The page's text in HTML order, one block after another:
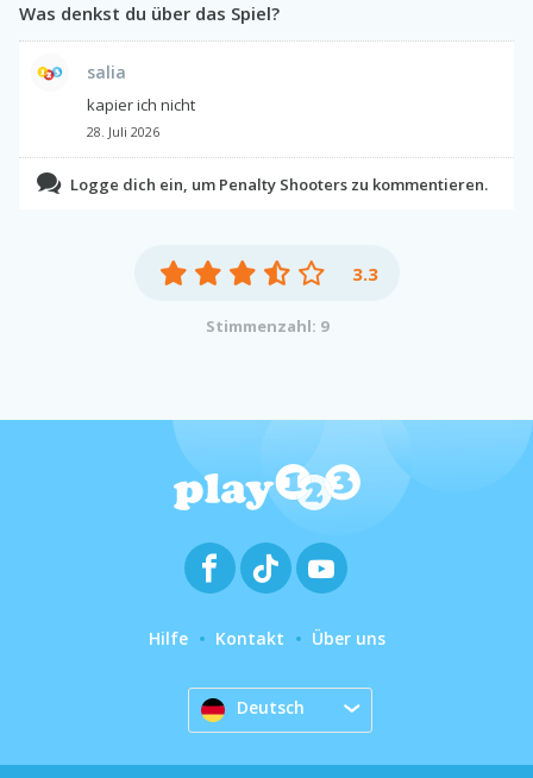
Was denkst du über das Spiel?
salia
kapier ich nicht
28. Juli 2026
Logge dich ein, um Penalty Shooters zu kommentieren.
3.3
Stimmenzahl: 9
Hilfe Kontakt Über uns
Deutsch